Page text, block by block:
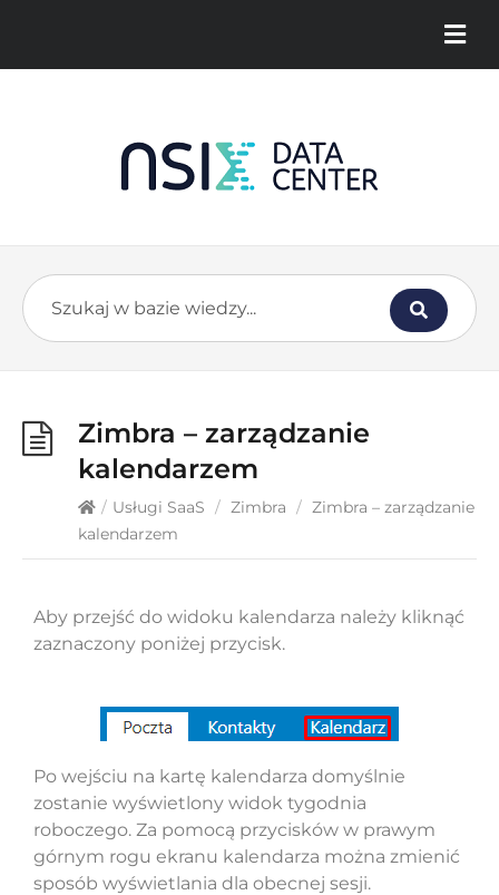
Zimbra – zarządzanie
kalendarzem
/ Usługi SaaS / Zimbra / Zimbra – zarządzanie
kalendarzem
Aby przejść do widoku kalendarza należy kliknąć
zaznaczony poniżej przycisk.
Po wejściu na kartę kalendarza domyślnie
zostanie wyświetlony widok tygodnia
roboczego. Za pomocą przycisków w prawym
górnym rogu ekranu kalendarza można zmienić
sposób wyświetlania dla obecnej sesji.